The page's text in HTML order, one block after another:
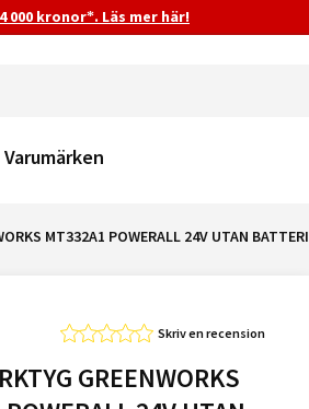
kronor*. Läs mer här!
Varumärken
MT332A1 POWERALL 24V UTAN BATTERI
Skriv en recension
GREENWORKS